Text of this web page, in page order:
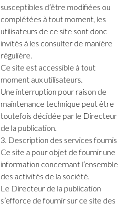
susceptibles d’être modifiées ou
complétées à tout moment, les
utilisateurs de ce site sont donc
invités à les consulter de manière
régulière.
Ce site est accessible à tout
moment aux utilisateurs.
Une interruption pour raison de
maintenance technique peut être
toutefois décidée par le Directeur
de la publication.
3. Description des services fournis
Ce site a pour objet de fournir une
information concernant l’ensemble
des activités de la société.
Le Directeur de la publication
s’efforce de fournir sur ce site des